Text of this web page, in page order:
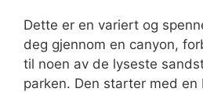
Dette er en variert og
deg gjennom en canyon,
til noen av de lyseste
parken. Den starter med